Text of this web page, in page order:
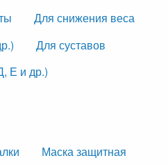
Для снижения веса
Для суставов
Е и др.)
Маска защитная